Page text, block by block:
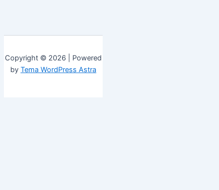
Copyright © 2026 | Powered
by Tema WordPress Astra